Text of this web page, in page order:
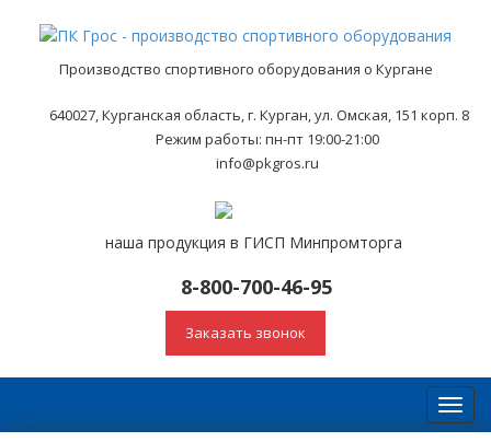
Производство спортивного оборудования о Кургане
640027, Курганская область, г. Курган, ул. Омская, 151 корп. 8
Режим работы: пн-пт 19:00-21:00
info@pkgros.ru
наша продукция в ГИСП Минпромторга
8-800-700-46-95
Заказать звонок